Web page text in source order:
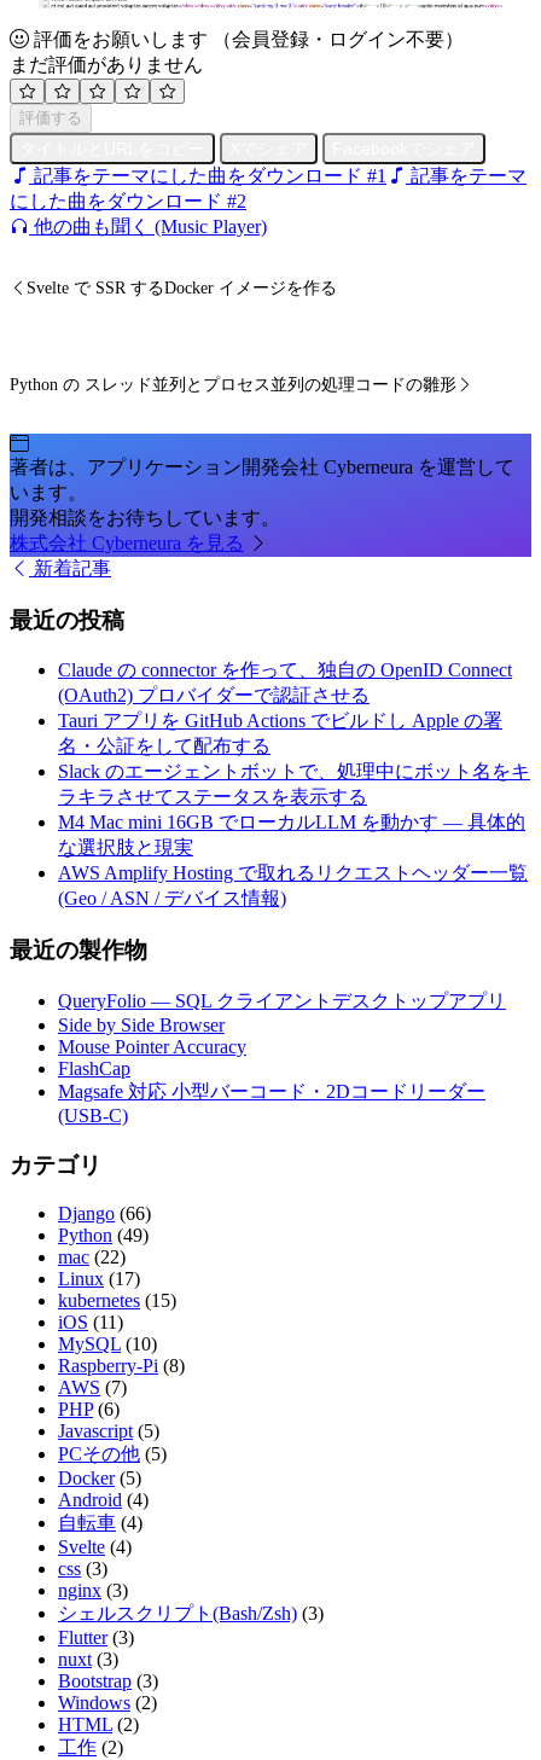
評価をお願いします
（会員登録・ログイン不要）
まだ評価がありません
評価する
記事をテーマにした曲をダウンロード #1
記事をテーマ
にした曲をダウンロード #2
他の曲も聞く (Music Player)
Svelte で SSR するDocker イメージを作る
Python の スレッド並列とプロセス並列の処理コードの雛形
著者は、アプリケーション開発会社 Cyberneura を運営して
います。
開発相談をお待ちしています。
株式会社 Cyberneura を見る
新着記事
最近の投稿
Claude の connector を作って、独自の OpenID Connect
(OAuth2) プロバイダーで認証させる
Tauri アプリを GitHub Actions でビルドし Apple の署
名・公証をして配布する
Slack のエージェントボットで、処理中にボット名をキ
ラキラさせてステータスを表示する
M4 Mac mini 16GB でローカルLLM を動かす — 具体的
な選択肢と現実
AWS Amplify Hosting で取れるリクエストヘッダー一覧
(Geo / ASN / デバイス情報)
最近の製作物
QueryFolio — SQL クライアントデスクトップアプリ
Side by Side Browser
Mouse Pointer Accuracy
FlashCap
Magsafe 対応 小型バーコード・2Dコードリーダー
(USB-C)
カテゴリ
Django (66)
Python (49)
mac (22)
Linux (17)
kubernetes (15)
iOS (11)
MySQL (10)
Raspberry-Pi (8)
AWS (7)
PHP (6)
Javascript (5)
PCその他 (5)
Docker (5)
Android (4)
自転車 (4)
Svelte (4)
css (3)
nginx (3)
シェルスクリプト(Bash/Zsh) (3)
Flutter (3)
nuxt (3)
Bootstrap (3)
Windows (2)
HTML (2)
工作 (2)